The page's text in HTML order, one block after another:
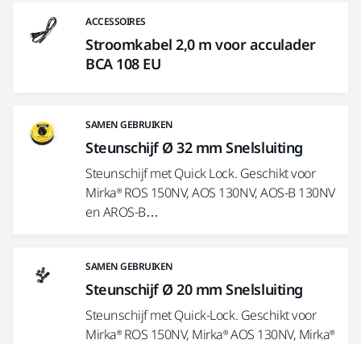
ACCESSOIRES
Stroomkabel 2,0 m voor acculader
BCA 108 EU
SAMEN GEBRUIKEN
Steunschijf Ø 32 mm Snelsluiting
Steunschijf met Quick Lock. Geschikt voor
Mirka® ROS 150NV, AOS 130NV, AOS-B 130NV
en AROS-B…
SAMEN GEBRUIKEN
Steunschijf Ø 20 mm Snelsluiting
Steunschijf met Quick-Lock. Geschikt voor
Mirka® ROS 150NV, Mirka® AOS 130NV, Mirka®